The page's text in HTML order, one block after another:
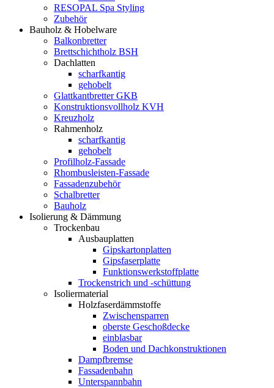
RESOPAL Spa Styling
Zubehör
Bauholz & Hobelware
Balkonbretter
Brettschichtholz BSH
Dachlatten
scharfkantig
gehobelt
Glattkantbretter GKB
Konstruktionsvollholz KVH
Kreuzholz
Rahmenholz
scharfkantig
gehobelt
Profilholz-Fassade
Rhombusleisten-Fassade
Fassadenzubehör
Schalbretter
Bauholz
Isolierung & Dämmung
Trockenbau
Ausbauplatten
Gipskartonplatten
Gipsfaserplatte
Funktionswerkstoffplatte
Trockenstrich und -schüttung
Isoliermaterial
Holzfaserdämmstoffe
Zwischensparren
oberste Geschoßdecke
einblasbar
Boden und Dachkonstruktionen
Dampfbremse
Fassadenbahn
Unterspannbahn